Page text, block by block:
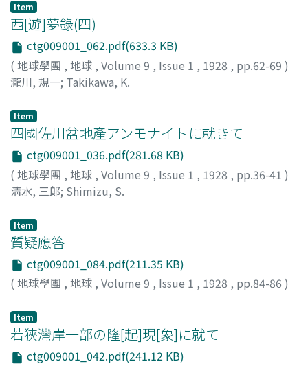
Item
西[遊]夢錄(四)
ctg009001_062.pdf(633.3 KB)
( 地球學團 , 地球 , Volume 9 , Issue 1 , 1928 , pp.62-69 )
瀧川, 規一; Takikawa, K.
Item
四國佐川盆地產アンモナイトに就きて
ctg009001_036.pdf(281.68 KB)
( 地球學團 , 地球 , Volume 9 , Issue 1 , 1928 , pp.36-41 )
淸水, 三郞; Shimizu, S.
Item
質疑應答
ctg009001_084.pdf(211.35 KB)
( 地球學團 , 地球 , Volume 9 , Issue 1 , 1928 , pp.84-86 )
Item
若狹灣岸一部の隆[起]現[象]に就て
ctg009001_042.pdf(241.12 KB)